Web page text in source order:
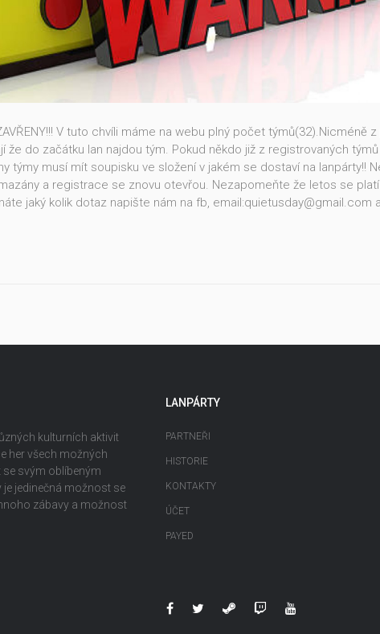
V tuto chvíli máme na webu plný počet
do začátku lan najdou tým. Pokud někdo již z registrovaných
týmy musí mít soupisku ve složení v jakém se dostaví na lanpárty!!
a registrace se znovu otevřou. Nezapomeňte že letos se
jaký kolik dotaz napište nám na fb, email:quietusday@gmail.com
kulturních aktivit
her všech možných
svým oblíbeným
je jedinečná možnost se
zábavy a možnost
LANPÁRTY
PARTNEŘI
HISTORIE
KONTAKTY
ÚČET
PAYED